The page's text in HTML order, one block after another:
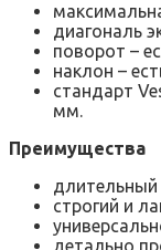
диагональ
поворот –
наклон –
стандарт
мм.
Преимущества
длительный
строгий и
детально